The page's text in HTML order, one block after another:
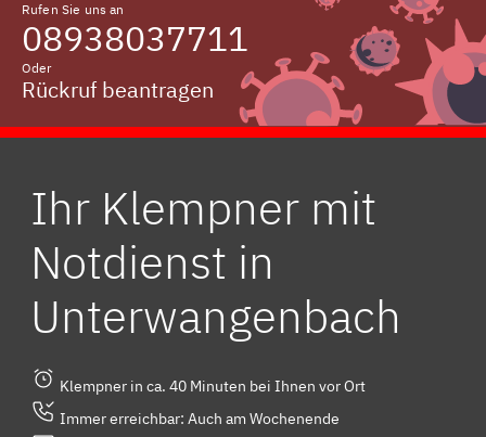
Rufen Sie uns an
08938037711
Oder
Rückruf beantragen
Ihr Klempner mit
Notdienst in
Unterwangenbach
Klempner in ca. 40 Minuten bei Ihnen vor Ort
Immer erreichbar: Auch am Wochenende